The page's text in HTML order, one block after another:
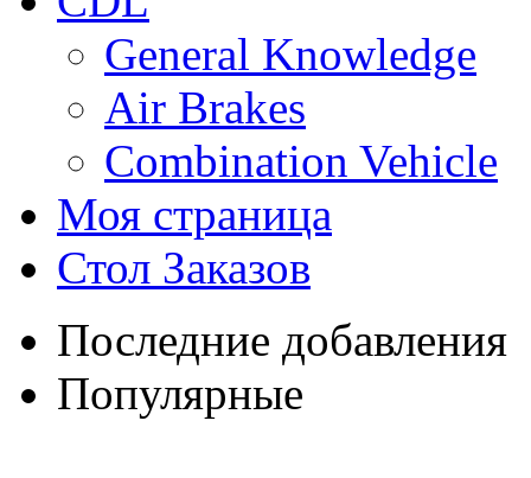
General Knowledge
Air Brakes
Combination Vehicle
Моя страница
Стол Заказов
Последние добавления
Популярные